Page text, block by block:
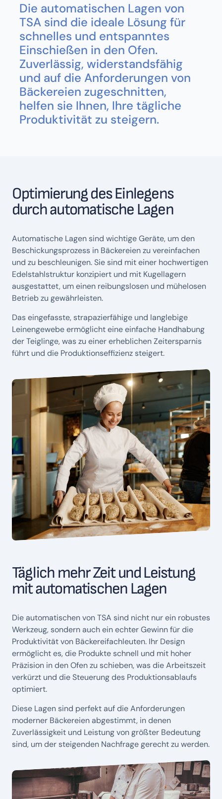
Die automatischen Lagen von
TSA sind die ideale Lösung für
schnelles und entspanntes
Einschießen in den Ofen.
Zuverlässig, widerstandsfähig
und auf die Anforderungen von
Bäckereien zugeschnitten,
helfen sie Ihnen, Ihre tägliche
Produktivität zu steigern.
Optimierung des Einlegens
durch automatische Lagen
Automatische Lagen sind wichtige Geräte, um den
Beschickungsprozess in Bäckereien zu vereinfachen
und zu beschleunigen. Sie sind mit einer hochwertigen
Edelstahlstruktur konzipiert und mit Kugellagern
ausgestattet, um einen reibungslosen und mühelosen
Betrieb zu gewährleisten.
Das eingefasste, strapazierfähige und langlebige
Leinengewebe ermöglicht eine einfache Handhabung
der Teiglinge, was zu einer erheblichen Zeitersparnis
führt und die Produktionseffizienz steigert.
Täglich mehr Zeit und Leistung
mit automatischen Lagen
Die automatischen von TSA sind nicht nur ein robustes
Werkzeug, sondern auch ein echter Gewinn für die
Produktivität von Bäckereifachleuten. Ihr Design
ermöglicht es, die Produkte schnell und mit hoher
Präzision in den Ofen zu schieben, was die Arbeitszeit
verkürzt und die Steuerung des Produktionsablaufs
optimiert.
Diese Lagen sind perfekt auf die Anforderungen
moderner Bäckereien abgestimmt, in denen
Zuverlässigkeit und Leistung von größter Bedeutung
sind, um der steigenden Nachfrage gerecht zu werden.